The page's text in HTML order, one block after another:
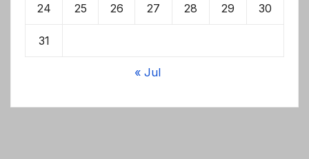
24 25 26 27 28 29 30
31
« Jul